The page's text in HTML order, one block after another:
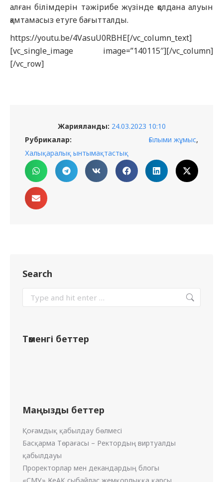
алған білімдерін тәжірибе жүзінде қолдана алуын
қамтамасыз етуге бағытталды.
https://youtu.be/4VasuU0RBHE[/vc_column_text]
[vc_single_image image=”140115″][/vc_column]
[/vc_row]
Жарияланды: 24.03.2023 10:10
Рубрикалар: Ғылыми жұмыс,
Халықаралық ынтымақтастық
Search
Төменгі беттер
Маңызды беттер
Қоғамдық қабылдау бөлмесі
Басқарма Төрағасы – Ректордың виртуалды
қабылдауы
Проректорлар мен декандардың блогы